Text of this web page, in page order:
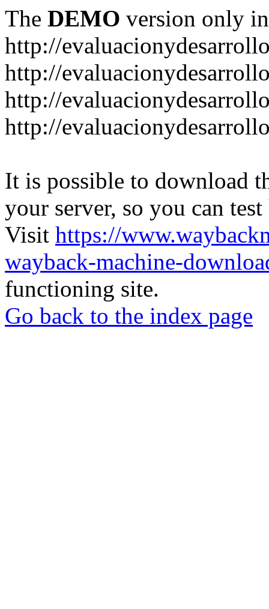
The DEMO version only
http://
http://
http://
http://
It is possible to download
your server, so you can
Visit https://
wayback-machine-
functioning site.
Go back to the index page